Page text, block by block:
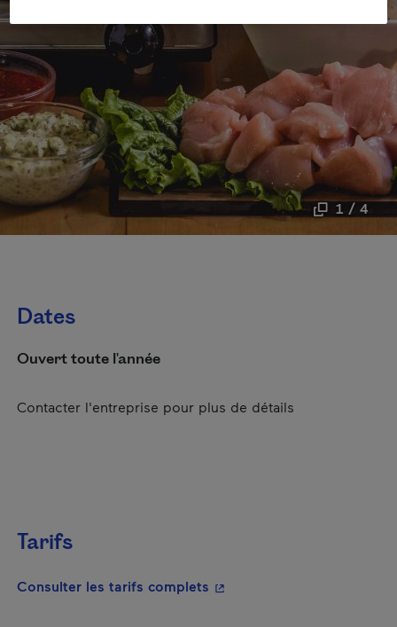
1 / 4
Dates
Ouvert toute l'année
Contacter l'entreprise pour plus de détails
Tarifs
Consulter les tarifs complets - Cet hyperlien s'ouvrira